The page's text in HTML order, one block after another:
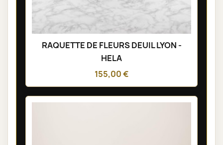
RAQUETTE DE FLEURS DEUIL LYON -
HELA
155,00 €